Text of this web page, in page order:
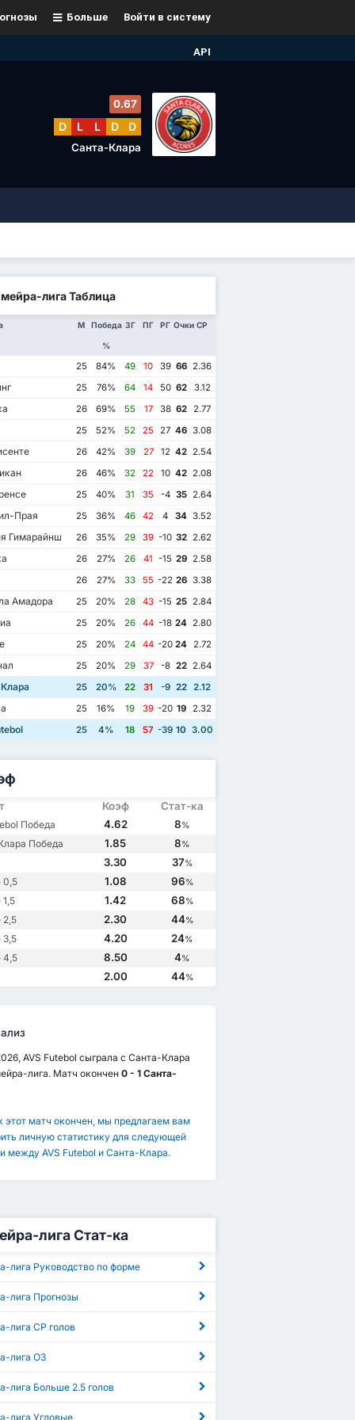
Войти в систему
Больше
API
0.67
D L L D D
Санта-Клара
лига Таблица
М Победа
%
ЗГ ПГ РГ Очки СР
25 84% 49 10 39 66 2.36
25 76% 64 14 50 62
3.12
26 69% 55 17 38 62
2.77
25 52% 52 25 27 46 3.08
26 42% 39 27 12 42 2.54
26 46% 32 22 10 42 2.08
25 40% 31 35 -4 35 2.64
Прая 25 36% 46 42 4 34 3.52
Гимарайнш 26 35% 29 39 -10 32 2.62
26 27% 26 41 -15 29 2.58
26 27% 33 55 -22 26 3.38
Амадора 25 20% 28 43 -15 25 2.84
25 20% 26 44 -18 24 2.80
25 20% 24 44 -20 24 2.72
25 20% 29 37 -8 22 2.64
25 20% 22 31 -9 22
2.12
25 16% 19 39 -20 19
2.32
25 4% 18 57 -39 10 3.00
Коэф Стат-ка
Победа 4.62 8%
Победа 1.85 8%
3.30 37%
0,5 1.08 96%
1.42 68%
2,5 2.30 44%
3,5 4.20 24%
4,5 8.50 4%
2.00 44%
AVS Futebol сыграла с Санта-Клара
лига. Матч окончен 0 - 1 Санта-
этот матч окончен, мы предлагаем вам
личную статистику для следующей
между AVS Futebol и Санта-Клара.
лига Стат-ка
лига Руководство по форме
лига Прогнозы
лига СР голов
лига ОЗ
лига Больше 2.5 голов
лига Угловые